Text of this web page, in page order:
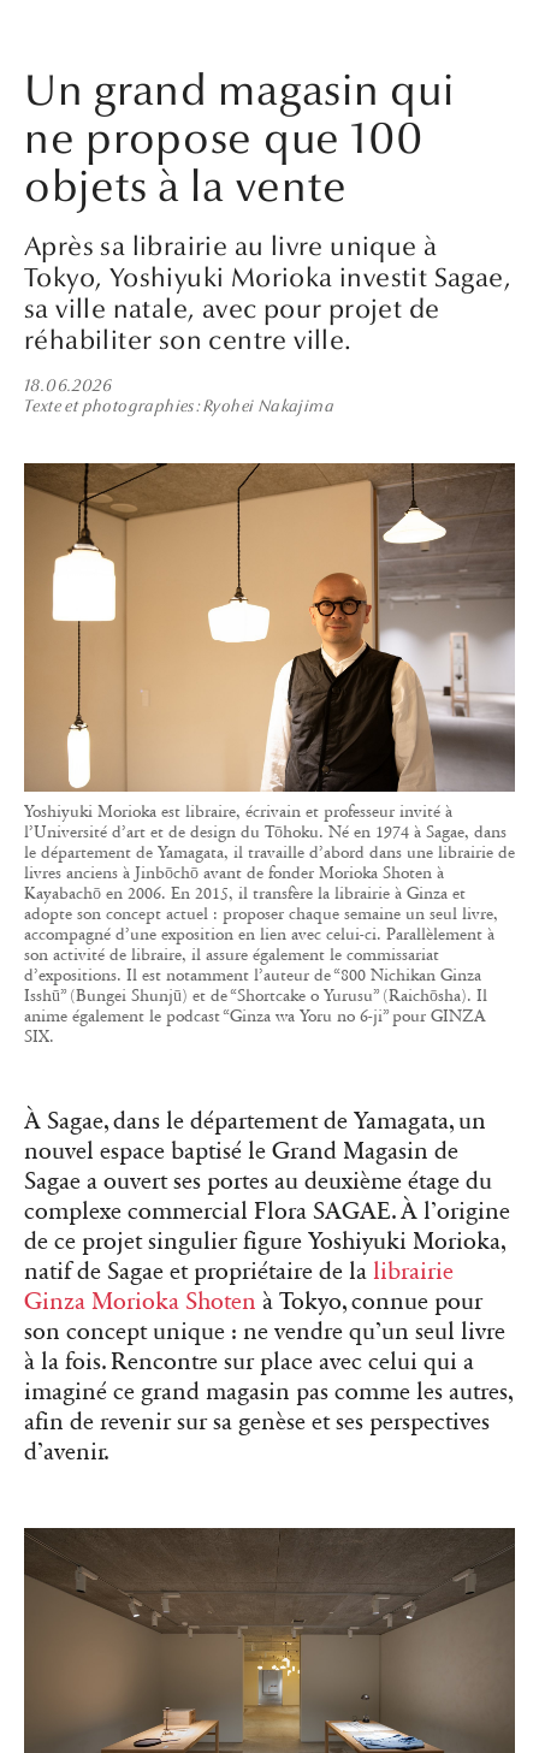
Un grand magasin qui
ne propose que 100
objets à la vente
Après sa librairie au livre unique à
Tokyo, Yoshiyuki Morioka investit Sagae,
sa ville natale, avec pour projet de
réhabiliter son centre ville.
18.06.2026
Texte et photographies Ryohei Nakajima
Yoshiyuki Morioka est libraire, écrivain et professeur invité à
l’Université d’art et de design du Tōhoku. Né en 1974 à Sagae, dans
le département de Yamagata, il travaille d’abord dans une librairie de
livres anciens à Jinbōchō avant de fonder Morioka Shoten à
Kayabachō en 2006. En 2015, il transfère la librairie à Ginza et
adopte son concept actuel : proposer chaque semaine un seul livre,
accompagné d’une exposition en lien avec celui-ci. Parallèlement à
son activité de libraire, il assure également le commissariat
d’expositions. Il est notamment l’auteur de “800 Nichikan Ginza
Isshū” (Bungei Shunjū) et de “Shortcake o Yurusu” (Raichōsha). Il
anime également le podcast “Ginza wa Yoru no 6-ji” pour GINZA
SIX.
À Sagae, dans le département de Yamagata, un
nouvel espace baptisé le Grand Magasin de
Sagae a ouvert ses portes au deuxième étage du
complexe commercial Flora SAGAE. À l’origine
de ce projet singulier figure Yoshiyuki Morioka,
natif de Sagae et propriétaire de la librairie
Ginza Morioka Shoten à Tokyo, connue pour
son concept unique : ne vendre qu’un seul livre
à la fois. Rencontre sur place avec celui qui a
imaginé ce grand magasin pas comme les autres,
afin de revenir sur sa genèse et ses perspectives
d’avenir.